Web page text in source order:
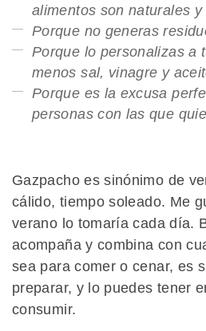
alimentos son naturales
Porque no generas
Porque lo personalizas a
menos sal, vinagre y
Porque es la excusa
personas con las que
Gazpacho es sinónimo de
cálido, tiempo soleado. Me
verano lo tomaría cada día.
acompaña y combina con
sea para comer o cenar, es
preparar, y lo puedes tener
consumir.